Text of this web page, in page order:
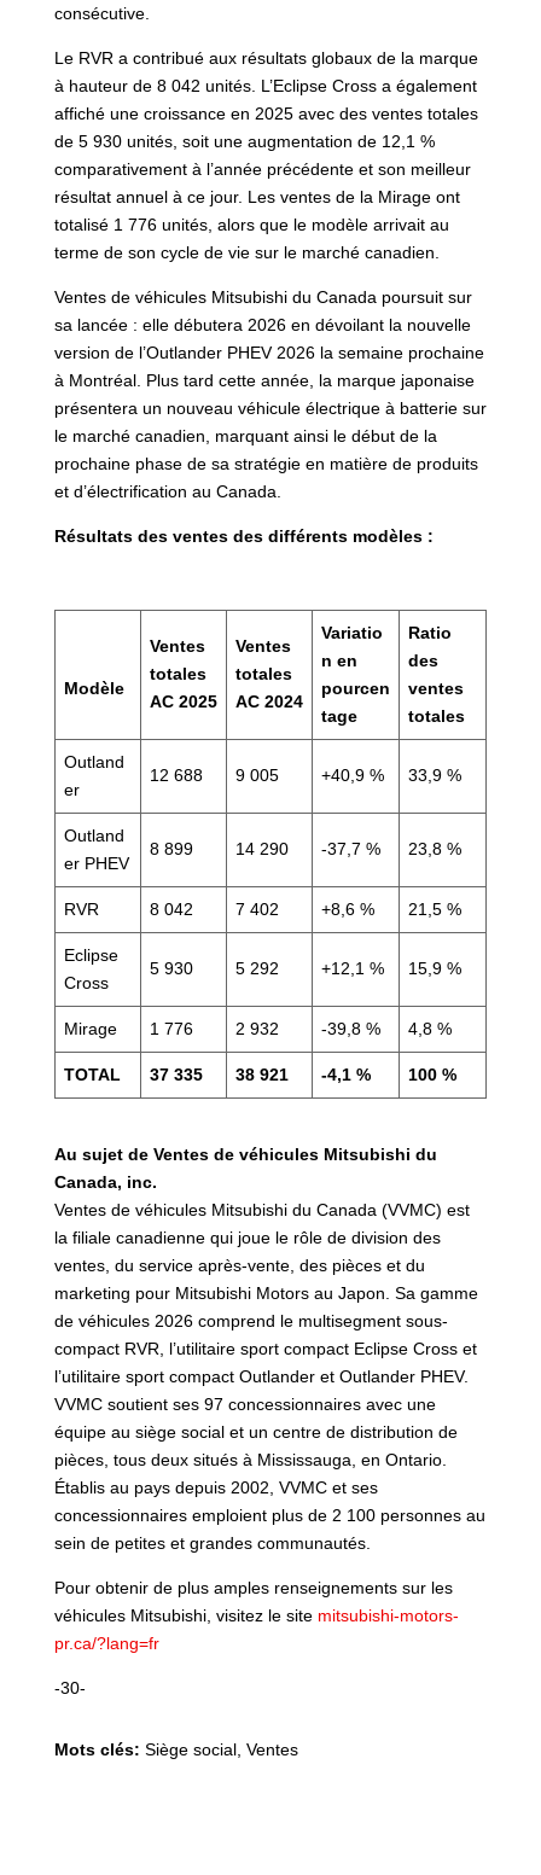
consécutive.
Le RVR a contribué aux résultats globaux de la marque
à hauteur de 8 042 unités. L’Eclipse Cross a également
affiché une croissance en 2025 avec des ventes totales
de 5 930 unités, soit une augmentation de 12,1 %
comparativement à l’année précédente et son meilleur
résultat annuel à ce jour. Les ventes de la Mirage ont
totalisé 1 776 unités, alors que le modèle arrivait au
terme de son cycle de vie sur le marché canadien.
Ventes de véhicules Mitsubishi du Canada poursuit sur
sa lancée : elle débutera 2026 en dévoilant la nouvelle
version de l’Outlander PHEV 2026 la semaine prochaine
à Montréal. Plus tard cette année, la marque japonaise
présentera un nouveau véhicule électrique à batterie sur
le marché canadien, marquant ainsi le début de la
prochaine phase de sa stratégie en matière de produits
et d’électrification au Canada.
Résultats des ventes des différents modèles :
Modèle
Ventes
totales
AC 2025
Ventes
totales
AC 2024
Variatio
n en
pourcen
tage
Ratio
des
ventes
totales
Outland
er
12 688 9 005 +40,9 % 33,9 %
Outland
er PHEV
8 899 14 290 -37,7 % 23,8 %
RVR 8 042 7 402 +8,6 % 21,5 %
Eclipse
Cross
5 930 5 292 +12,1 % 15,9 %
Mirage 1 776 2 932 -39,8 % 4,8 %
TOTAL 37 335 38 921 -4,1 % 100 %
Au sujet de Ventes de véhicules Mitsubishi du
Canada, inc.
Ventes de véhicules Mitsubishi du Canada (VVMC) est
la filiale canadienne qui joue le rôle de division des
ventes, du service après-vente, des pièces et du
marketing pour Mitsubishi Motors au Japon. Sa gamme
de véhicules 2026 comprend le multisegment sous-
compact RVR, l’utilitaire sport compact Eclipse Cross et
l’utilitaire sport compact Outlander et Outlander PHEV.
VVMC soutient ses 97 concessionnaires avec une
équipe au siège social et un centre de distribution de
pièces, tous deux situés à Mississauga, en Ontario.
Établis au pays depuis 2002, VVMC et ses
concessionnaires emploient plus de 2 100 personnes au
sein de petites et grandes communautés.
Pour obtenir de plus amples renseignements sur les
véhicules Mitsubishi, visitez le site mitsubishi-motors-
pr.ca/?lang=fr
-30-
Mots clés: Siège social, Ventes